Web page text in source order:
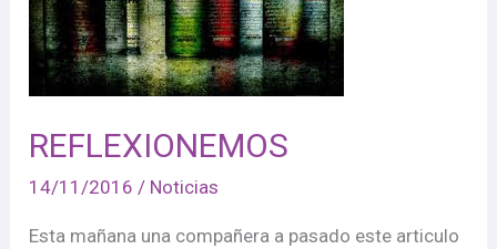
REFLEXIONEMOS
14/11/2016/ Noticias
Esta mañana una compañera a pasado este articulo